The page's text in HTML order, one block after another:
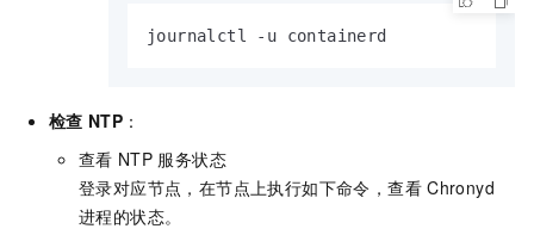
journalctl -u containerd
检查 NTP ：
查看 NTP 服务状态
登录对应节点，在节点上执行如下命令，查看 Chronyd
进程的状态。